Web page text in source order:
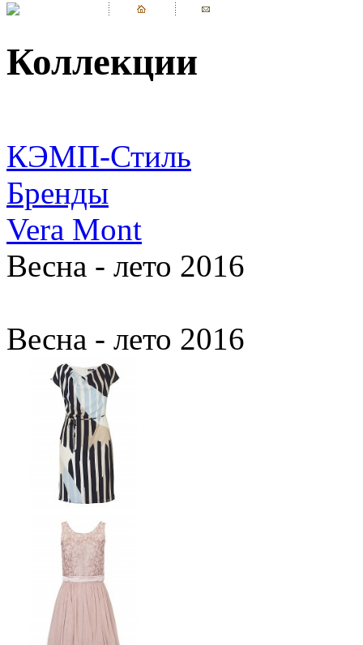
Коллекции
КЭМП-Стиль
Бренды
Vera Mont
Весна - лето 2016
Весна - лето 2016